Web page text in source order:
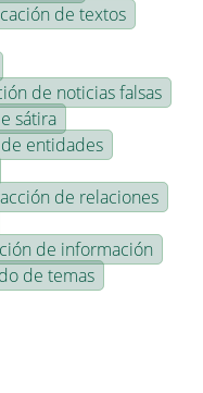
de textos
de noticias falsas
sátira
entidades
de relaciones
de información
de temas